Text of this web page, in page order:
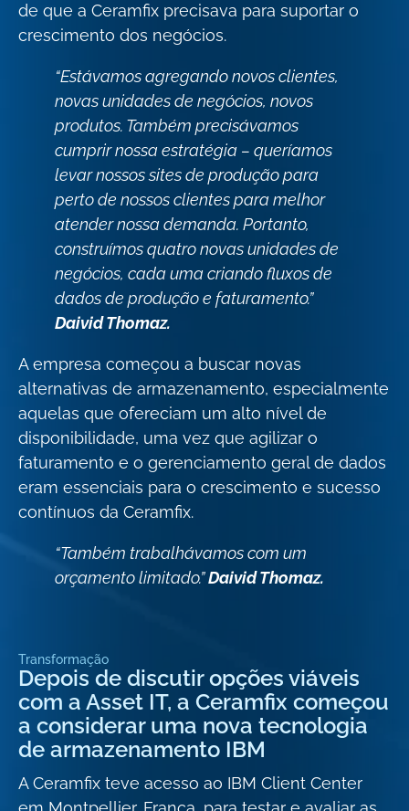
de que a Ceramfix precisava para suportar o
crescimento dos negócios.
“Estávamos agregando novos clientes,
novas unidades de negócios, novos
produtos. Também precisávamos
cumprir nossa estratégia – queríamos
levar nossos sites de produção para
perto de nossos clientes para melhor
atender nossa demanda. Portanto,
construímos quatro novas unidades de
negócios, cada uma criando fluxos de
dados de produção e faturamento.”
Daivid Thomaz.
A empresa começou a buscar novas
alternativas de armazenamento, especialmente
aquelas que ofereciam um alto nível de
disponibilidade, uma vez que agilizar o
faturamento e o gerenciamento geral de dados
eram essenciais para o crescimento e sucesso
contínuos da Ceramfix.
“Também trabalhávamos com um
orçamento limitado.”Daivid Thomaz.
Transformação
Depois de discutir opções viáveis ​​
com a Asset IT, a Ceramfix começou
a considerar uma nova tecnologia
de armazenamento IBM
A Ceramfix teve acesso ao IBM Client Center